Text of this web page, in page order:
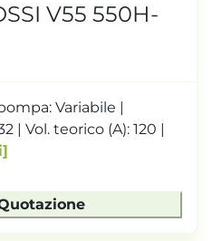
V55 550H-
Variabile |
| Vol. teorico (A): 120 |